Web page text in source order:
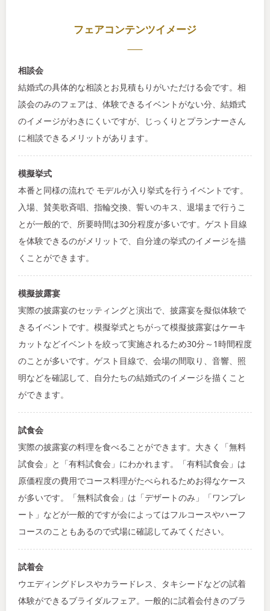
フェアコンテンツイメージ
相談会
結婚式の具体的な相談とお見積もりがいただける会です。相
談会のみのフェアは、体験できるイベントがない分、結婚式
のイメージがわきにくいですが、じっくりとプランナーさん
に相談できるメリットがあります。
模擬挙式
本番と同様の流れで モデルが入り挙式を行うイベントです。
入場、賛美歌斉唱、指輪交換、誓いのキス、退場まで行うこ
とが一般的で、所要時間は30分程度が多いです。ゲスト目線
を体験できるのがメリットで、自分達の挙式のイメージを描
くことができます。
模擬披露宴
実際の披露宴のセッティングと演出で、披露宴を擬似体験で
きるイベントです。模擬挙式とちがって模擬披露宴はケーキ
カットなどイベントを絞って実施されるため30分～1時間程度
のことが多いです。ゲスト目線で、会場の間取り、音響、照
明などを確認して、自分たちの結婚式のイメージを描くこと
ができます。
試食会
実際の披露宴の料理を食べることができます。大きく「無料
試食会」と「有料試食会」にわかれます。「有料試食会」は
原価程度の費用でコース料理がたべられるためお得なケース
が多いです。「無料試食会」は「デザートのみ」「ワンプレ
ート」などが一般的ですが会によってはフルコースやハーフ
コースのこともあるので式場に確認してみてください。
試着会
ウエディングドレスやカラードレス、タキシードなどの試着
体験ができるブライダルフェア。一般的に試着会付きのブラ